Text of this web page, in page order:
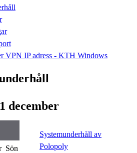
VPN IP adress - KTH Windows
december
Systemunderhåll av
Polopoly
Sön